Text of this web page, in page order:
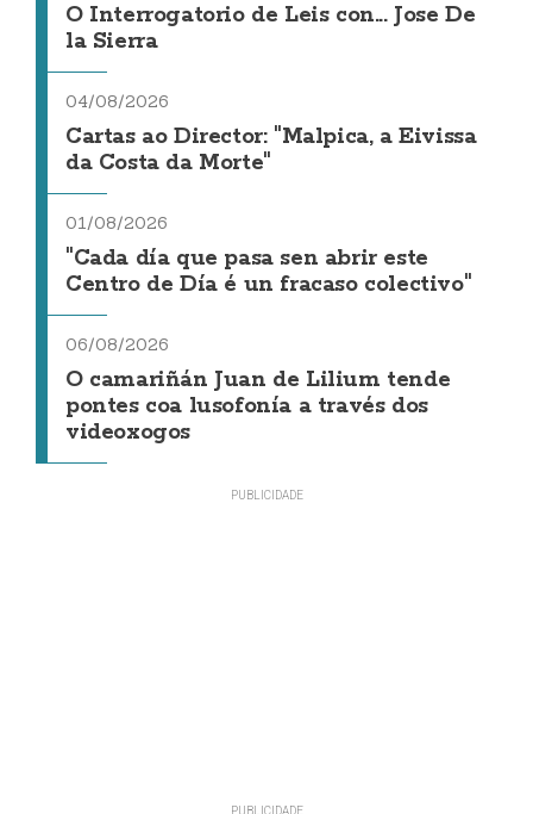
O Interrogatorio de Leis con... Jose De
la Sierra
04/08/2026
Cartas ao Director: "Malpica, a Eivissa
da Costa da Morte"
01/08/2026
"Cada día que pasa sen abrir este
Centro de Día é un fracaso colectivo"
06/08/2026
O camariñán Juan de Lilium tende
pontes coa lusofonía a través dos
videoxogos